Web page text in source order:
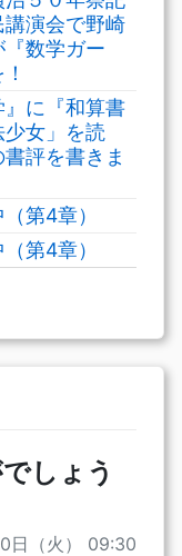
講演会で野崎
『数学ガー
』に『和算書
少女」を読
評を書きま
第4章）
第4章）
しょう
日（火） 09:30